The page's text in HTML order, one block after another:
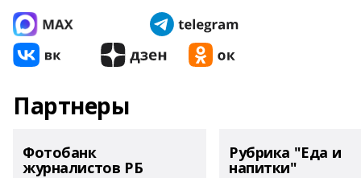
Партнеры
Фотобанк
журналистов РБ
Рубрика "Еда и
напитки"